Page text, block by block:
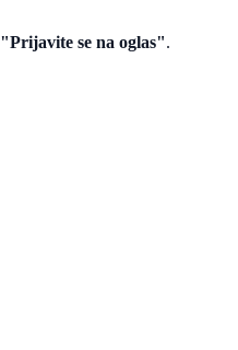
"Prijavite se na oglas".